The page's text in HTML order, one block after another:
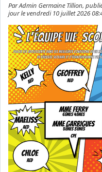
Par Admin Germaine Tillion,
jour le vendredi 10 juillet 2026